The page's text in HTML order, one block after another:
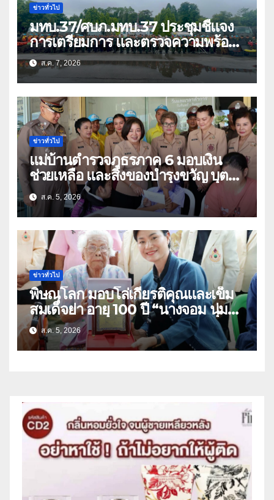
ข่าวทั่วไป
มทบ.37/ศบภ.มทบ.37 ประชุมชี้แจง
การเตรียมการ และตรวจความพร้อม
ด้านการบรรเทาสาธารณภัย
ส.ค. 7, 2026
ข่าวทั่วไป
แม่บ้านตำรวจภูธรภาค 6 มอบเงิน
ช่วยเหลือ และสิ่งของบำรุงขวัญ บุตร-
ธิดา ข้าราชการตำรวจจังหวัด
อุทัยธานี
ส.ค. 5, 2026
ข่าวทั่วไป
พิษณุโลก มอบโล่เกียรติคุณและเข็ม
สมเด็จย่า อายุ 100 ปี “นางจอม นุ่ม
เนตร” ตำบลบ้านกร่าง อำเภอเมือง
ส.ค. 5, 2026